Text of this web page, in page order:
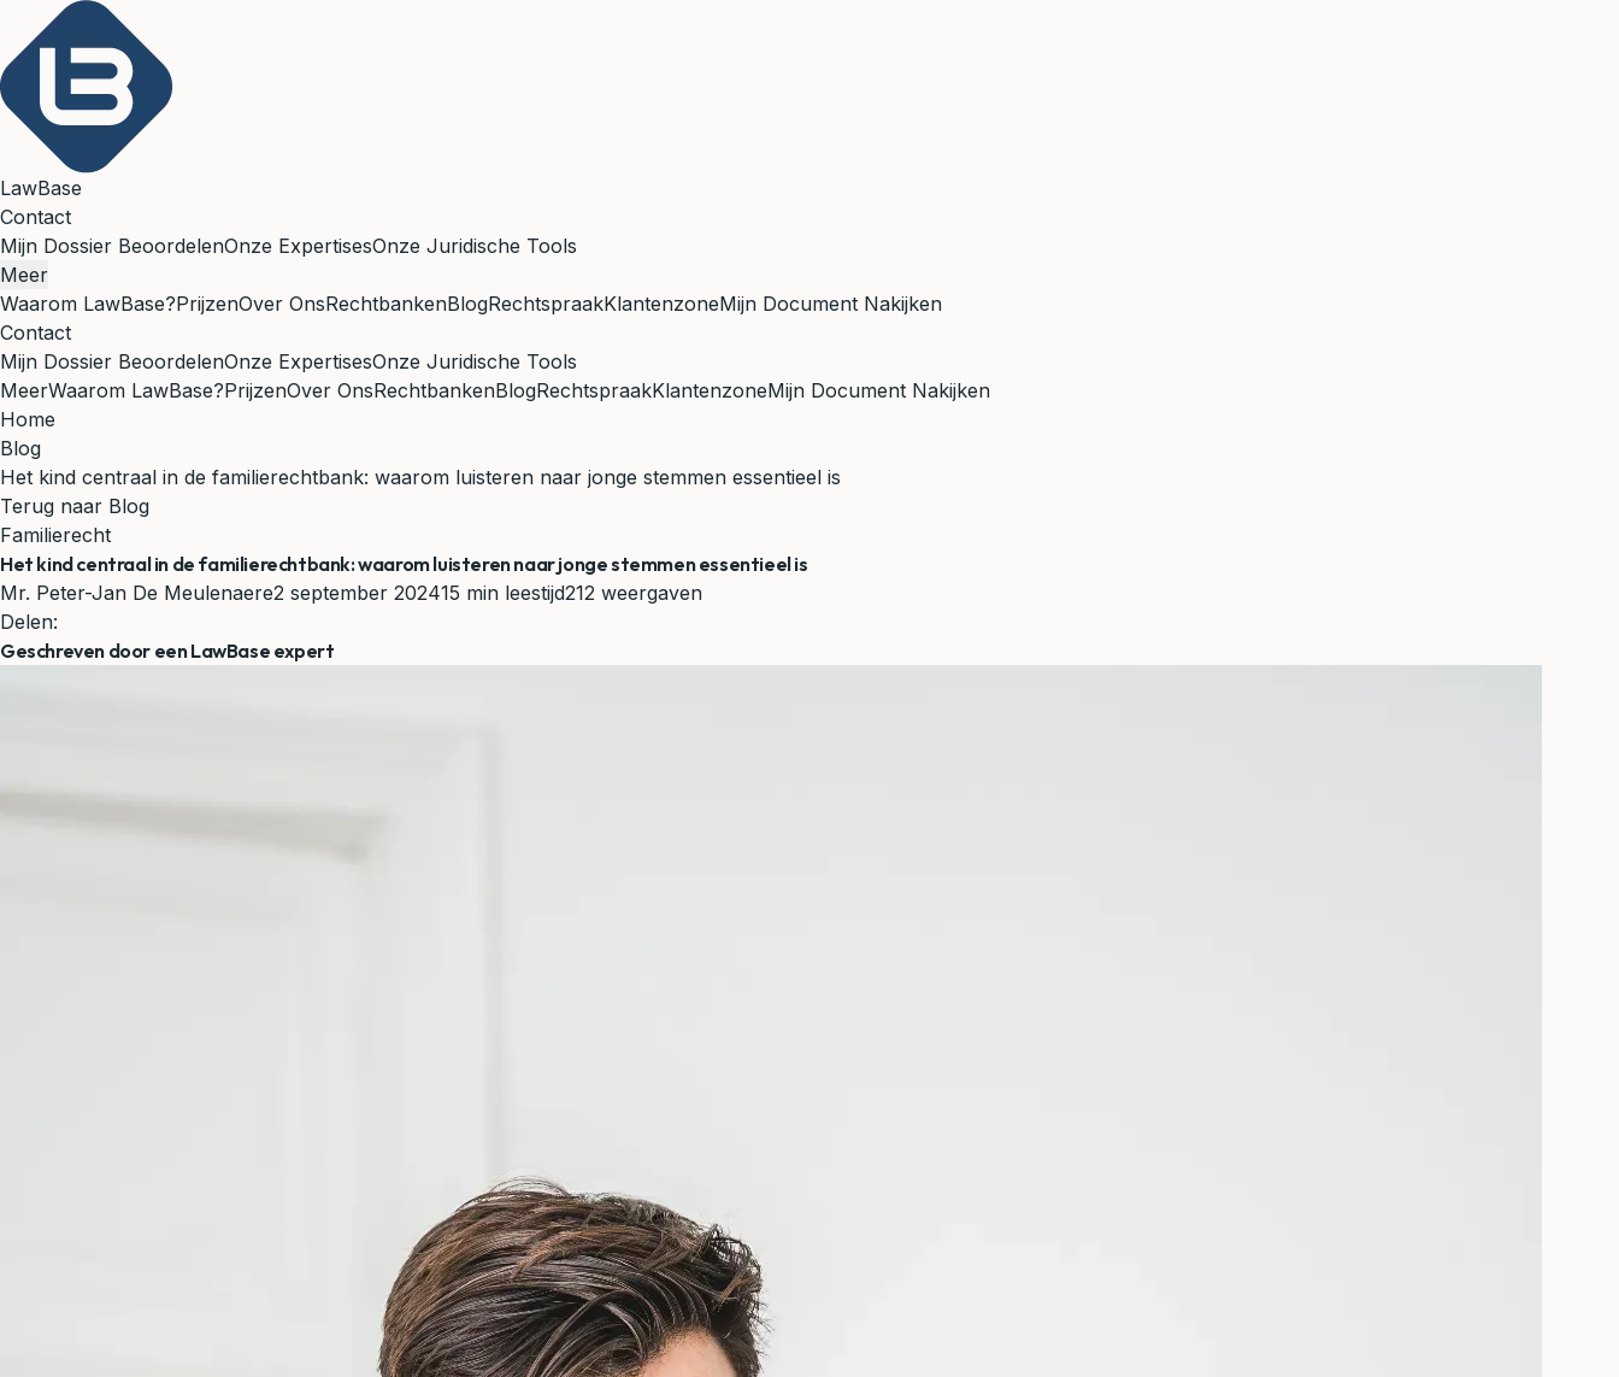
LawBase
Contact
Mijn Dossier BeoordelenOnze ExpertisesOnze Juridische Tools
Meer
Waarom LawBase?PrijzenOver OnsRechtbankenBlogRechtspraakKlantenzoneMijn Document Nakijken
Contact
Mijn Dossier BeoordelenOnze ExpertisesOnze Juridische Tools
MeerWaarom LawBase?PrijzenOver OnsRechtbankenBlogRechtspraakKlantenzoneMijn Document Nakijken
Home
Blog
Het kind centraal in de familierechtbank: waarom luisteren naar jonge stemmen essentieel is
Terug naar Blog
Familierecht
Het kind centraal in de familierechtbank: waarom luisteren naar jonge stemmen essentieel is
Mr. Peter-Jan De Meulenaere2 september 202415 min leestijd212 weergaven
Delen:
Geschreven door een LawBase expert